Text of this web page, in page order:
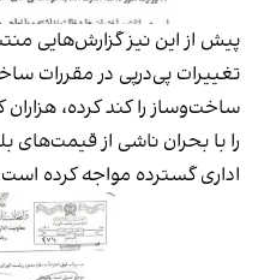
پیش از این نیز گزارش‌هایی
تغییرات پی‌درپی در مقررات
ساخت‌وساز را کند کرده، هزاران
را با بحران ناشی از
اداری گسترده مواجه کرده